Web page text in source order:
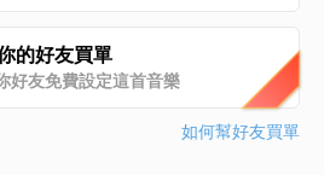
的好友買單
好友免費設定這首音樂
如何幫好友買單